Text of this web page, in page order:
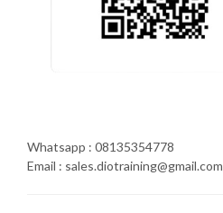
Whatsapp : 08135354778
Email : sales.diotraining@gmail.com